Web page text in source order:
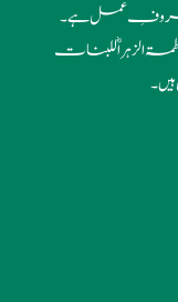
عمل ہے۔
الزہراؓ للبنات